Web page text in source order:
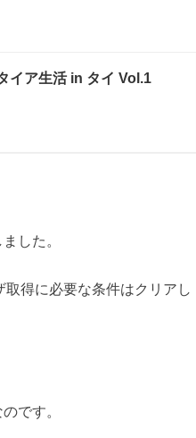
イア生活 in タイ Vol.1
した。
得に必要な条件はクリアし
のです。